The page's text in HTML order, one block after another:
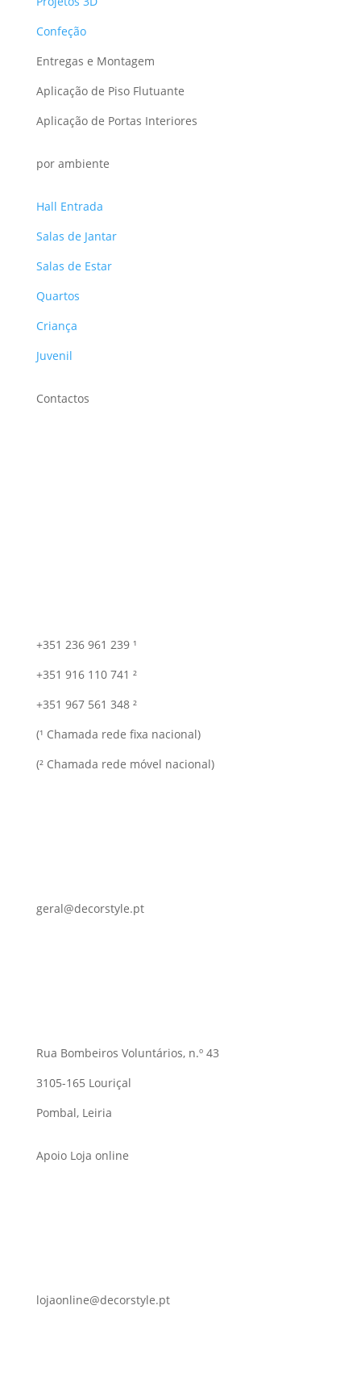
Confeção
Entregas e Montagem
Aplicação de Piso Flutuante
Aplicação de Portas Interiores
por ambiente
Hall Entrada
Salas de Jantar
Salas de Estar
Quartos
Criança
Juvenil
Contactos
+351 236 961 239 ¹
+351 916 110 741 ²
+351 967 561 348 ²
(¹ Chamada rede fixa nacional)
(² Chamada rede móvel nacional)
geral@decorstyle.pt
Rua Bombeiros Voluntários, n.º 43
3105-165 Louriçal
Pombal, Leiria
Apoio Loja online
lojaonline@decorstyle.pt